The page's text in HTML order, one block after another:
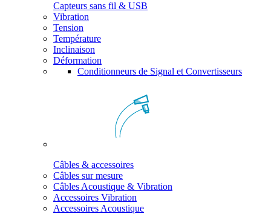
Capteurs sans fil & USB
Vibration
Tension
Température
Inclinaison
Déformation
Conditionneurs de Signal et Convertisseurs
Câbles & accessoires
Câbles sur mesure
Câbles Acoustique & Vibration
Accessoires Vibration
Accessoires Acoustique